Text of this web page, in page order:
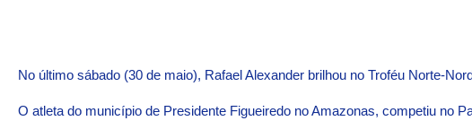
No último sábado (30 de maio), Rafael Alexander brilhou no Troféu Norte-
O atleta do município de Presidente Figueiredo no Amazonas, competiu no